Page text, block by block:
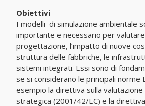
Obiettivi
I modelli di simulazione ambientale
importante e necessario per
progettazione, l’impatto di nuove
struttura delle fabbriche, le
sistemi integrati. Essi sono di
se si considerano le principali norme
esempio la direttiva sulla valutazione
strategica (2001/42/EC) e la